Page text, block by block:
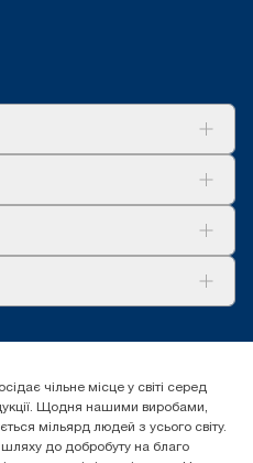
Сковороди 19,
чільне місце у світі серед
Щодня нашими виробами,
мільярд людей з усього світу.
до добробуту на благо